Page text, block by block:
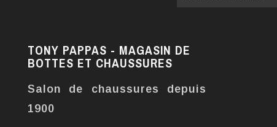
TONY PAPPAS - MAGASIN DE
BOTTES ET CHAUSSURES
Salon de chaussures depuis
1900